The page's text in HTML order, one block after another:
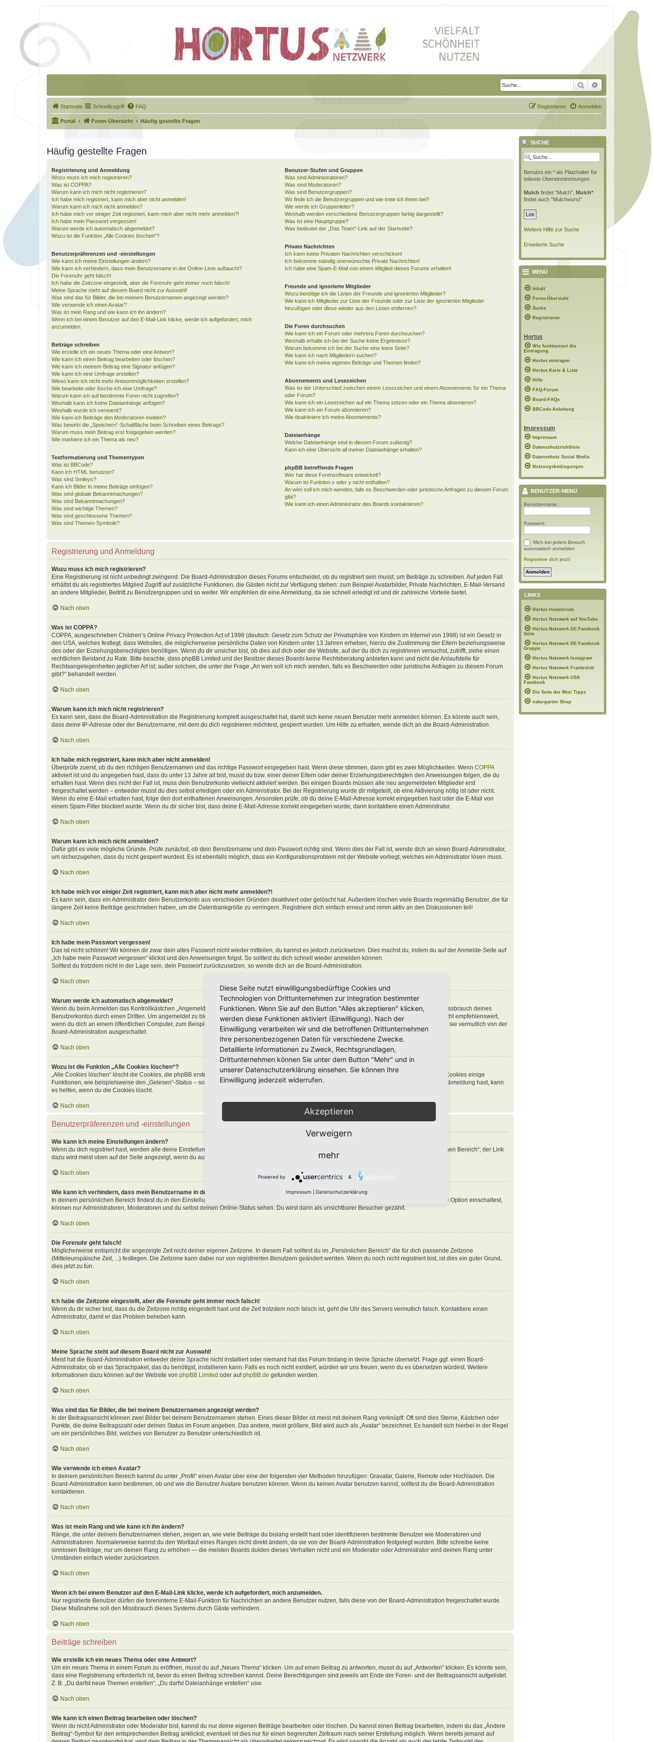
Suche Erweiterte Suche
Startseite Schnellzugriff FAQ Anmelden
Registrieren
Portal Foren-Übersicht Häufig gestellte Fragen
Häufig gestellte Fragen
Registrierung und Anmeldung
Wozu muss ich mich registrieren?
Was ist COPPA?
Warum kann ich mich nicht registrieren?
Ich habe mich registriert, kann mich aber nicht anmelden!
Warum kann ich mich nicht anmelden?
Ich habe mich vor einiger Zeit registriert, kann mich aber nicht mehr anmelden?!
Ich habe mein Passwort vergessen!
Warum werde ich automatisch abgemeldet?
Wozu ist die Funktion „Alle Cookies löschen“?
Benutzerpräferenzen und -einstellungen
Wie kann ich meine Einstellungen ändern?
Wie kann ich verhindern, dass mein Benutzername in der Online-Liste auftaucht?
Die Forenuhr geht falsch!
Ich habe die Zeitzone eingestellt, aber die Forenuhr geht immer noch falsch!
Meine Sprache steht auf diesem Board nicht zur Auswahl!
Was sind das für Bilder, die bei meinem Benutzernamen angezeigt werden?
Wie verwende ich einen Avatar?
Was ist mein Rang und wie kann ich ihn ändern?
Wenn ich bei einem Benutzer auf den E-Mail-Link klicke, werde ich aufgefordert, mich
anzumelden.
Beiträge schreiben
Wie erstelle ich ein neues Thema oder eine Antwort?
Wie kann ich einen Beitrag bearbeiten oder löschen?
Wie kann ich meinem Beitrag eine Signatur anfügen?
Wie kann ich eine Umfrage erstellen?
Wieso kann ich nicht mehr Antwortmöglichkeiten erstellen?
Wie bearbeite oder lösche ich eine Umfrage?
Warum kann ich auf bestimmte Foren nicht zugreifen?
Weshalb kann ich keine Dateianhänge anfügen?
Weshalb wurde ich verwarnt?
Wie kann ich Beiträge den Moderatoren melden?
Was bewirkt die „Speichern“-Schaltfläche beim Schreiben eines Beitrags?
Warum muss mein Beitrag erst freigegeben werden?
Wie markiere ich ein Thema als neu?
Textformatierung und Thementypen
Was ist BBCode?
Kann ich HTML benutzen?
Was sind Smileys?
Kann ich Bilder in meine Beiträge einfügen?
Was sind globale Bekanntmachungen?
Was sind Bekanntmachungen?
Was sind wichtige Themen?
Was sind geschlossene Themen?
Was sind Themen-Symbole?
Benutzer-Stufen und Gruppen
Was sind Administratoren?
Was sind Moderatoren?
Was sind Benutzergruppen?
Wo finde ich die Benutzergruppen und wie trete ich ihnen bei?
Wie werde ich Gruppenleiter?
Weshalb werden verschiedene Benutzergruppen farbig dargestellt?
Was ist eine Hauptgruppe?
Was bedeutet der „Das Team“-Link auf der Startseite?
Private Nachrichten
Ich kann keine Privaten Nachrichten verschicken!
Ich bekomme ständig unerwünschte Private Nachrichten!
Ich habe eine Spam-E-Mail von einem Mitglied dieses Forums erhalten!
Freunde und ignorierte Mitglieder
Wozu benötige ich die Listen der Freunde und ignorierten Mitglieder?
Wie kann ich Mitglieder zur Liste der Freunde oder zur Liste der ignorierten Mitglieder
hinzufügen oder diese wieder aus den Listen entfernen?
Die Foren durchsuchen
Wie kann ich ein Forum oder mehrere Foren durchsuchen?
Weshalb erhalte ich bei der Suche keine Ergebnisse?
Warum bekomme ich bei der Suche eine leere Seite?
Wie kann ich nach Mitgliedern suchen?
Wie kann ich meine eigenen Beiträge und Themen finden?
Abonnements und Lesezeichen
Was ist der Unterschied zwischen einem Lesezeichen und einem Abonnements für ein Thema
oder Forum?
Wie kann ich ein Lesezeichen auf ein Thema setzen oder ein Thema abonnieren?
Wie kann ich ein Forum abonnieren?
Wie deaktiviere ich meine Abonnements?
Dateianhänge
Welche Dateianhänge sind in diesem Forum zulässig?
Kann ich eine Übersicht all meiner Dateianhänge erhalten?
phpBB betreffende Fragen
Wer hat diese Forensoftware entwickelt?
Warum ist Funktion x oder y nicht enthalten?
An wen soll ich mich wenden, falls es Beschwerden oder juristische Anfragen zu diesem Forum
gibt?
Wie kann ich einen Administrator des Boards kontaktieren?
Registrierung und Anmeldung
Wozu muss ich mich registrieren?
Eine Registrierung ist nicht unbedingt zwingend. Die Board-Administration dieses Forums entscheidet, ob du registriert sein musst, um Beiträge zu schreiben. Auf jeden Fall
erhältst du als registriertes Mitglied Zugriff auf zusätzliche Funktionen, die Gästen nicht zur Verfügung stehen: zum Beispiel Avatarbilder, Private Nachrichten, E-Mail-Versand
an andere Mitglieder, Beitritt zu Benutzergruppen und so weiter. Wir empfehlen dir eine Anmeldung, da sie schnell erledigt ist und dir zahlreiche Vorteile bietet.
Nach oben
Was ist COPPA?
COPPA, ausgeschrieben Children’s Online Privacy Protection Act of 1998 (deutsch: Gesetz zum Schutz der Privatsphäre von Kindern im Internet von 1998) ist ein Gesetz in
den USA, welches festlegt, dass Websites, die möglicherweise persönliche Daten von Kindern unter 13 Jahren erheben, hierzu die Zustimmung der Eltern beziehungsweise
des oder der Erziehungsberechtigten benötigen. Wenn du dir unsicher bist, ob dies auf dich oder die Website, auf der du dich zu registrieren versuchst, zutrifft, ziehe einen
rechtlichen Beistand zu Rate. Bitte beachte, dass phpBB Limited und der Besitzer dieses Boards keine Rechtsberatung anbieten kann und nicht die Anlaufstelle für
Rechtsangelegenheiten jeglicher Art ist; außer solchen, die unter der Frage „An wen soll ich mich wenden, falls es Beschwerden oder juristische Anfragen zu diesem Forum
gibt?“ behandelt werden.
Nach oben
Warum kann ich mich nicht registrieren?
Es kann sein, dass die Board-Administration die Registrierung komplett ausgeschaltet hat, damit sich keine neuen Benutzer mehr anmelden können. Es könnte auch sein,
dass deine IP-Adresse oder der Benutzername, mit dem du dich registrieren möchtest, gesperrt wurden. Um Hilfe zu erhalten, wende dich an die Board-Administration.
Nach oben
Ich habe mich registriert, kann mich aber nicht anmelden!
Überprüfe zuerst, ob du den richtigen Benutzernamen und das richtige Passwort eingegeben hast. Wenn diese stimmen, dann gibt es zwei Möglichkeiten. Wenn COPPA
aktiviert ist und du angegeben hast, dass du unter 13 Jahre alt bist, musst du bzw. einer deiner Eltern oder deiner Erziehungsberechtigten den Anweisungen folgen, die du
erhalten hast. Wenn dies nicht der Fall ist, muss dein Benutzerkonto vielleicht aktiviert werden. Bei einigen Boards müssen alle neu angemeldeten Mitglieder erst
freigeschaltet werden – entweder musst du dies selbst erledigen oder ein Administrator. Bei der Registrierung wurde dir mitgeteilt, ob eine Aktivierung nötig ist oder nicht.
Wenn du eine E-Mail erhalten hast, folge den dort enthaltenen Anweisungen. Ansonsten prüfe, ob du deine E-Mail-Adresse korrekt eingegeben hast oder die E-Mail von
einem Spam-Filter blockiert wurde. Wenn du dir sicher bist, dass deine E-Mail-Adresse korrekt eingegeben wurde, dann kontaktiere einen Administrator.
Nach oben
Warum kann ich mich nicht anmelden?
Dafür gibt es viele mögliche Gründe. Prüfe zunächst, ob dein Benutzername und dein Passwort richtig sind. Wenn dies der Fall ist, wende dich an einen Board-Administrator,
um sicherzugehen, dass du nicht gesperrt wurdest. Es ist ebenfalls möglich, dass ein Konfigurationsproblem mit der Website vorliegt, welches ein Administrator lösen muss.
Nach oben
Ich habe mich vor einiger Zeit registriert, kann mich aber nicht mehr anmelden?!
Es kann sein, dass ein Administrator dein Benutzerkonto aus verschieden Gründen deaktiviert oder gelöscht hat. Außerdem löschen viele Boards regelmäßig Benutzer, die für
längere Zeit keine Beiträge geschrieben haben, um die Datenbankgröße zu verringern. Registriere dich einfach erneut und nimm aktiv an den Diskussionen teil!
Nach oben
Ich habe mein Passwort vergessen!
Das ist nicht schlimm! Wir können dir zwar dein altes Passwort nicht wieder mitteilen, du kannst es jedoch zurücksetzen. Dies machst du, indem du auf der Anmelde-Seite auf
„Ich habe mein Passwort vergessen“ klickst und den Anweisungen folgst. So solltest du dich schnell wieder anmelden können.
Solltest du trotzdem nicht in der Lage sein, dein Passwort zurückzusetzen, so wende dich an die Board-Administration.
Nach oben
Warum werde ich automatisch abgemeldet?
Wenn du beim Anmelden das Kontrollkästchen „Angemeldet bleiben“ nicht auswählst, wirst du nur für eine Sitzung angemeldet. Dies verhindert den Missbrauch deines
Benutzerkontos durch einen Dritten. Um angemeldet zu bleiben, kannst du das Kästchen „Angemeldet bleiben“ beim Anmelden auswählen. Dies ist nicht empfehlenswert,
wenn du dich an einem öffentlichen Computer, zum Beispiel in einem Internetcafé, befindest. Wenn diese Option nicht zur Verfügung steht, dann wurde sie vermutlich von der
Board-Administration ausgeschaltet.
Nach oben
Wozu ist die Funktion „Alle Cookies löschen“?
„Alle Cookies löschen“ löscht die Cookies, die phpBB erstellt hat und die dafür sorgen, dass du im Forum angemeldet bleibst. Außerdem ermöglichen Cookies einige
Funktionen, wie beispielsweise den „Gelesen“-Status – sofern sie von der Board-Administration aktiviert wurden. Wenn du Probleme bei der An- oder Abmeldung hast, kann
es helfen, wenn du die Cookies löscht.
Nach oben
Benutzerpräferenzen und -einstellungen
Wie kann ich meine Einstellungen ändern?
Wenn du dich registriert hast, werden alle deine Einstellungen in der Datenbank des Boards gespeichert. Um diese zu ändern, gehe in den „Persönlichen Bereich“; der Link
dazu wird meist oben auf der Seite angezeigt, wenn du auf deinen Benutzernamen klickst. Dort kannst du alle deine Einstellungen ändern.
Nach oben
Wie kann ich verhindern, dass mein Benutzername in der Online-Liste auftaucht?
In deinem persönlichen Bereich findest du in den Einstellungen eine Option „Meinen Online-Status während dieser Sitzung verbergen“. Wenn du diese Option einschaltest,
können nur Administratoren, Moderatoren und du selbst deinen Online-Status sehen. Du wirst dann als unsichtbarer Besucher gezählt.
Nach oben
Die Forenuhr geht falsch!
Möglicherweise entspricht die angezeigte Zeit nicht deiner eigenen Zeitzone. In diesem Fall solltest du im „Persönlichen Bereich“ die für dich passende Zeitzone
(Mitteleuropäische Zeit, ...) festlegen. Die Zeitzone kann dabei nur von registrierten Benutzern geändert werden. Wenn du noch nicht registriert bist, ist dies ein guter Grund,
dies jetzt zu tun.
Nach oben
Ich habe die Zeitzone eingestellt, aber die Forenuhr geht immer noch falsch!
Wenn du dir sicher bist, dass du die Zeitzone richtig eingestellt hast und die Zeit trotzdem noch falsch ist, geht die Uhr des Servers vermutlich falsch. Kontaktiere einen
Administrator, damit er das Problem beheben kann.
Nach oben
Meine Sprache steht auf diesem Board nicht zur Auswahl!
Meist hat die Board-Administration entweder deine Sprache nicht installiert oder niemand hat das Forum bislang in deine Sprache übersetzt. Frage ggf. einen Board-
Administrator, ob er das Sprachpaket, das du benötigst, installieren kann. Falls es noch nicht existiert, würden wir uns freuen, wenn du es übersetzen würdest. Weitere
Informationen dazu können auf der Website von phpBB Limited oder aufphpBB.de gefunden werden.
Nach oben
Was sind das für Bilder, die bei meinem Benutzernamen angezeigt werden?
In der Beitragsansicht können zwei Bilder bei deinem Benutzernamen stehen. Eines dieser Bilder ist meist mit deinem Rang verknüpft: Oft sind dies Sterne, Kästchen oder
Punkte, die deine Beitragszahl oder deinen Status im Forum angeben. Das andere, meist größere, Bild wird auch als „Avatar“ bezeichnet. Es handelt sich hierbei in der Regel
um ein persönliches Bild, welches von Benutzer zu Benutzer unterschiedlich ist.
Nach oben
Wie verwende ich einen Avatar?
In deinem persönlichen Bereich kannst du unter „Profil“ einen Avatar über eine der folgenden vier Methoden hinzufügen: Gravatar, Galerie, Remote oder Hochladen. Die
Board-Administration kann bestimmen, ob und wie die Benutzer Avatare benutzen können. Wenn du keinen Avatar benutzen kannst, solltest du die Board-Administration
kontaktieren.
Nach oben
Was ist mein Rang und wie kann ich ihn ändern?
Ränge, die unter deinem Benutzernamen stehen, zeigen an, wie viele Beiträge du bislang erstellt hast oder identifizieren bestimmte Benutzer wie Moderatoren und
Administratoren. Normalerweise kannst du den Wortlaut eines Ranges nicht direkt ändern, da sie von der Board-Administration festgelegt wurden. Bitte schreibe keine
sinnlosen Beiträge, nur um deinen Rang zu erhöhen — die meisten Boards dulden dieses Verhalten nicht und ein Moderator oder Administrator wird deinen Rang unter
Umständen einfach wieder zurücksetzen.
Nach oben
Wenn ich bei einem Benutzer auf den E-Mail-Link klicke, werde ich aufgefordert, mich anzumelden.
Nur registrierte Benutzer dürfen die foreninterne E-Mail-Funktion für Nachrichten an andere Benutzer nutzen, falls diese von der Board-Administration freigeschaltet wurde.
Diese Maßnahme soll den Missbrauch dieses Systems durch Gäste verhindern.
Nach oben
Beiträge schreiben
Wie erstelle ich ein neues Thema oder eine Antwort?
Um ein neues Thema in einem Forum zu eröffnen, musst du auf „Neues Thema“ klicken. Um auf einen Beitrag zu antworten, musst du auf „Antworten“ klicken. Es könnte sein,
dass eine Registrierung erforderlich ist, bevor du einen Beitrag schreiben kannst. Deine Berechtigungen sind jeweils am Ende der Foren- und der Beitragsansicht aufgelistet.
Z. B. „Du darfst neue Themen erstellen“, „Du darfst Dateianhänge erstellen“ usw.
Nach oben
Wie kann ich einen Beitrag bearbeiten oder löschen?
Wenn du nicht Administrator oder Moderator bist, kannst du nur deine eigenen Beiträge bearbeiten oder löschen. Du kannst einen Beitrag bearbeiten, indem du das „Ändere
Beitrag“-Symbol für den entsprechenden Beitrag anklickst; eventuell ist dies nur für einen begrenzten Zeitraum nach seiner Erstellung möglich. Wenn bereits jemand auf
SUCHE
Benutze ein * als Platzhalter für
teilweis Übereinstimmungen
Mulch findet "Mulch", Mulch*
findet auch "Mulchwurst"
Weitere Hilfe zur Suche
Erweiterte Suche
MENÜ
Inhalt
Foren-Übersicht
Suche
Registrieren
Hortus
Wie funktioniert die
Eintragung
Hortus eintragen
Hortus Karte & Liste
Hilfe
FAQ-Forum
Board-FAQs
BBCode-Anleitung
Impressum
Impressum
Datenschutzrichtlinie
Datenschutz Social Media
Nutzungsbedingungen
BENUTZER-MENÜ
Benutzername:
Passwort:
Mich bei jedem Besuch
automatisch anmelden
Registriere dich jetzt!
LINKS
Hortus Insectorum
Hortus Netzwerk auf YouTube
Hortus Netzwerk DE Facebook
Seite
Hortus Netzwerk DE Facebook
Gruppe
Hortus Netzwerk Instagram
Hortus Netzwerk Frankreich
Hortus Netzwerk USA
Facebook
Die Seite der Mini Tipps
naturgarten Shop
Diese Seite nutzt einwilligungsbedürftige Cookies und
Technologien von Drittunternehmen zur Integration bestimmter
Funktionen. Wenn Sie auf den Button "Alles akzeptieren" klicken,
werden diese Funktionen aktiviert (Einwilligung). Nach der
Einwilligung verarbeiten wir und die betroffenen Drittunternehmen
Ihre personenbezogenen Daten für verschiedene Zwecke.
Detaillierte Informationen zu Zweck, Rechtsgrundlagen,
Drittunternehmen können Sie unter dem Button "Mehr" und in
unserer Datenschutzerklärung einsehen. Sie können Ihre
Einwilligung jederzeit widerrufen.
Akzeptieren
Verweigern
mehr
Powered by &
Impressum Datenschutzerklärung